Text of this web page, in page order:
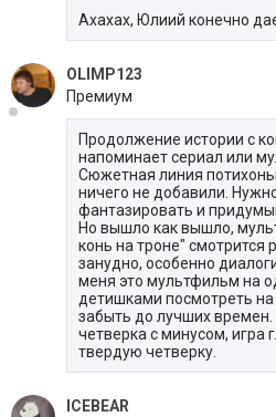
Ахахах, Юлиий конечно
OLIMP123
Премиум
Продолжение истории с
напоминает сериал или
Сюжетная линия
ничего не добавили.
фантазировать и
Но вышло как вышло,
конь на троне" смотрится
занудно, особенно
меня это мультфильм на
детишками посмотреть
забыть до лучших
четверка с минусом, игра
твердую четверку.
ICEBEAR